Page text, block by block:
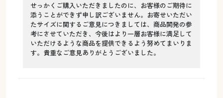
せっかくご購入いただきましたのに、お客様のご期待に
添うことができず申し訳ございません。お寄せいただい
たサイズに関するご意見につきましては、商品開発の参
考にさせていただき、今後はより一層お客様に満足して
いただけるような商品を提供できるよう努めてまいりま
す。貴重なご意見ありがとうございました。